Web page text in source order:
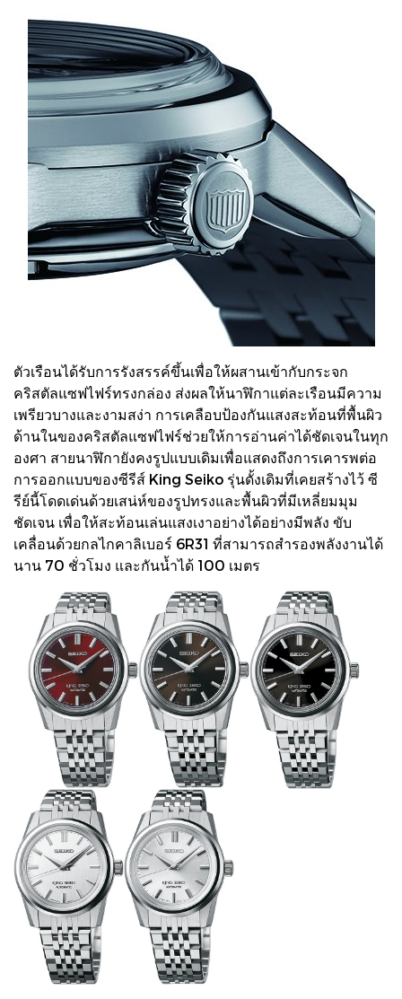
ตัวเรือนได้รับการรังสรรค์ขึ้นเพื่อให้ผสานเข้ากับกระจก
คริสตัลแซฟไฟร์ทรงกล่อง ส่งผลให้นาฬิกาแต่ละเรือนมีความ
เพรียวบางและงามสง่า การเคลือบป้องกันแสงสะท้อนที่พื้นผิว
ด้านในของคริสตัลแซฟไฟร์ช่วยให้การอ่านค่าได้ชัดเจนในทุก
องศา สายนาฬิกายังคงรูปแบบเดิมเพื่อแสดงถึงการเคารพต่อ
การออกแบบของซีรีส์ King Seiko รุ่นดั้งเดิมที่เคยสร้างไว้ ซี
รีย์นี้โดดเด่นด้วยเสน่ห์ของรูปทรงและพื้นผิวที่มีเหลี่ยมมุม
ชัดเจน เพื่อให้สะท้อนเล่นแสงเงาอย่างได้อย่างมีพลัง ขับ
เคลื่อนด้วยกลไกคาลิเบอร์ 6R31 ที่สามารถสำรองพลังงานได้
นาน 70 ชั่วโมง และกันน้ำได้ 100 เมตร